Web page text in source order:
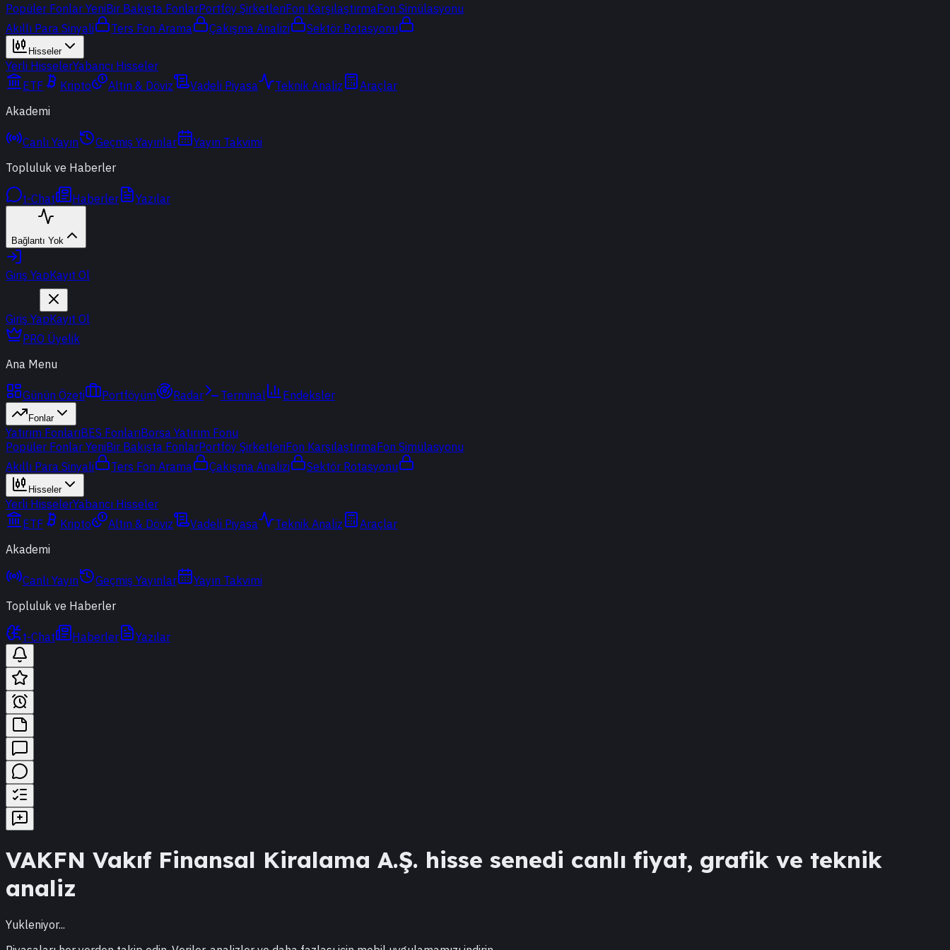
Popüler Fonlar YeniBir Bakışta FonlarPortföy ŞirketleriFon KarşılaştırmaFon Simülasyonu
Akıllı Para Sinyali
Ters Fon Arama Çakışma Analizi Sektör Rotasyonu
Hisseler
Yerli HisselerYabancı Hisseler
ETF
Kripto Altın & Döviz Vadeli Piyasa Teknik Analiz
Araçlar
Akademi
Canlı Yayın Geçmiş Yayınlar
Yayın Takvimi
Topluluk ve Haberler
t-Chat Haberler Yazılar
Bağlantı Yok
Giriş YapKayıt Ol
Giriş YapKayıt Ol
PRO Üyelik
Ana Menu
Günün Özeti Portföyüm Radar Terminal Endeksler
Fonlar
Yatırım FonlarıBES FonlarıBorsa Yatırım Fonu
Popüler Fonlar YeniBir Bakışta FonlarPortföy ŞirketleriFon KarşılaştırmaFon Simülasyonu
Akıllı Para Sinyali
Ters Fon Arama Çakışma Analizi Sektör Rotasyonu
Hisseler
Yerli HisselerYabancı Hisseler
ETF
Kripto Altın & Döviz Vadeli Piyasa Teknik Analiz
Araçlar
Akademi
Canlı Yayın Geçmiş Yayınlar
Yayın Takvimi
Topluluk ve Haberler
t-Chat Haberler Yazılar
VAKFN Vakıf Finansal Kiralama A.Ş. hisse senedi canlı fiyat, grafik ve teknik
analiz
Yukleniyor...